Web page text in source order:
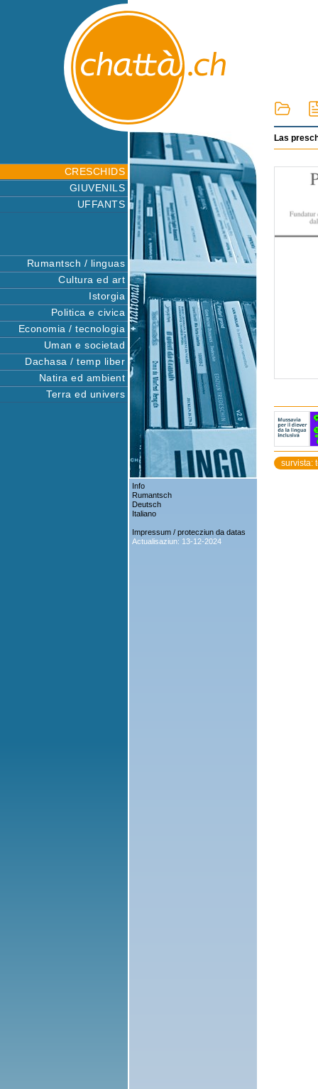
CRESCHIDS
GIUVENILS
UFFANTS
Rumantsch / linguas
Cultura ed art
Istorgia
Politica e civica
Economia / tecnologia
Uman e societad
Dachasa / temp liber
Natira ed ambient
Terra ed univers
Info
Rumantsch
Deutsch
Italiano
Impressum / protecziun da datas
Actualisaziun: 13-12-2024
Las
survista: